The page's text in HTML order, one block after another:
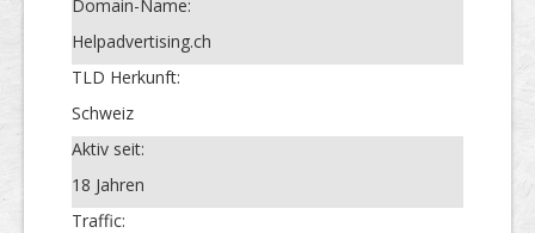
Domain-Name:
Helpadvertising.ch
TLD Herkunft:
Schweiz
Aktiv seit:
18 Jahren
Traffic: